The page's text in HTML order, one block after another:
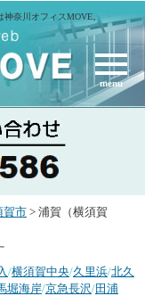
奈川オフィスMOVE。
menu
賀市 > 浦賀（横須賀
/横須賀中央/久里浜/北久
堀海岸/京急長沢/田浦